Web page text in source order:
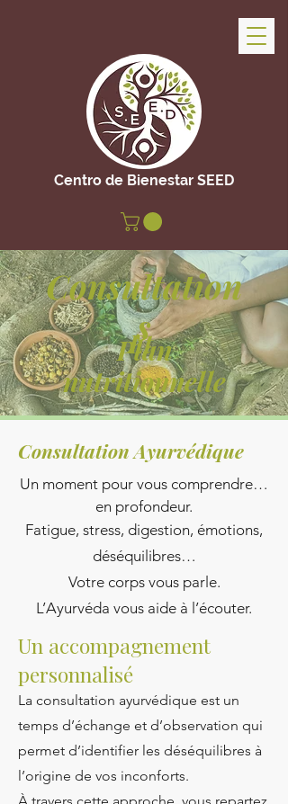
Centro de Bienestar SEED
Consultation
s
Et
Plan
nutritionnelle
Consultation Ayurvédique
Un moment pour vous comprendre…
en profondeur.
Fatigue, stress, digestion, émotions,
déséquilibres…
Votre corps vous parle.
L’Ayurvéda vous aide à l’écouter.
Un accompagnement
personnalisé
La consultation ayurvédique est un
temps d’échange et d’observation qui
permet d’identifier les déséquilibres à
l’origine de vos inconforts.